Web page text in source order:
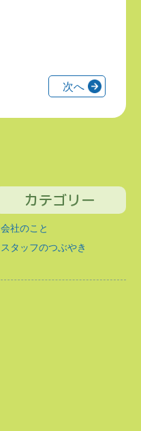
次へ
カテゴリー
会社のこと
スタッフのつぶやき